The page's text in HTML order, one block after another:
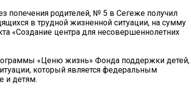
попечения родителей, № 5 в Сегеже получил
в трудной жизненной ситуации, на сумму
«Создание центра для несовершеннолетних
«Ценю жизнь» Фонда поддержки детей,
который является федеральным
и детям.